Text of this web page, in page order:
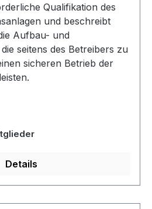
Qualifikation des
und beschreibt
Aufbau- und
seitens des Betreibers zu
sicheren Betrieb der
Details